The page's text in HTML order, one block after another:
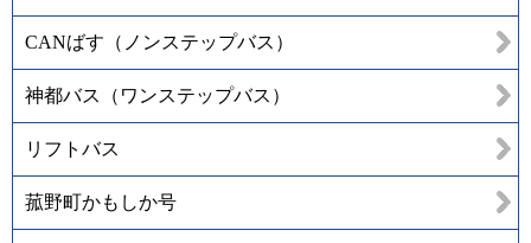
CANばす（ノンステップバス）
神都バス（ワンステップバス）
リフトバス
菰野町かもしか号